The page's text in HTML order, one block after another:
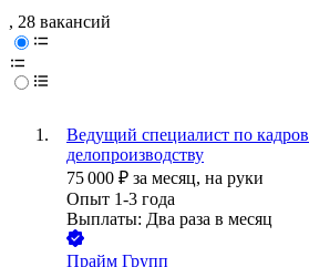
, 28 вакансий
Ведущий специалист по
делопроизводству
75 000 ₽ за месяц, на руки
Опыт 1-3 года
Выплаты: Два раза в месяц
Прайм Групп